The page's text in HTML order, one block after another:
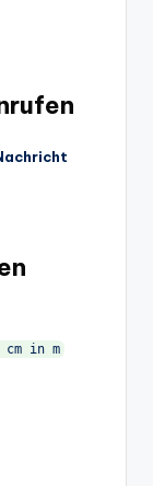
cm in m